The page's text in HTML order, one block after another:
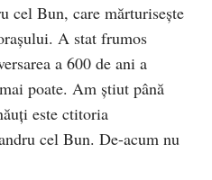
Bun, care mărturisește
A stat frumos
a 600 de ani a
poate. Am știut până
este ctitoria
cel Bun. De-acum nu